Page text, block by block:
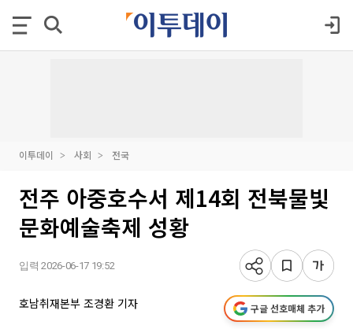
이투데이 사회 전국
전주 아중호수서 제14회 전북물빛
문화예술축제 성황
입력 2026-06-17 19:52
호남취재본부 조경환 기자 구글 선호매체 추가